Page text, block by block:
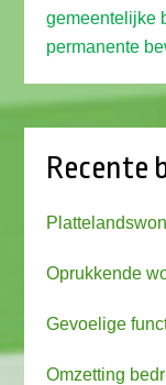
gemeentelijke
permanente
Recente
Oprukkende
Gevoelige
Omzetting